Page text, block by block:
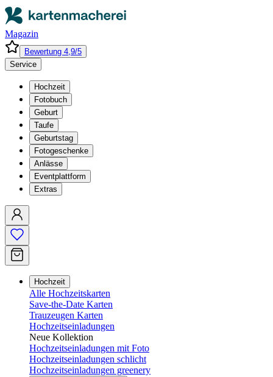
Magazin
Bewertung 4,9/5
Service
Hochzeit
Fotobuch
Geburt
Taufe
Geburtstag
Fotogeschenke
Anlässe
Eventplattform
Extras
Hochzeit
Alle Hochzeitskarten
Save-the-Date Karten
Trauzeugen Karten
Hochzeitseinladungen
Neue Kollektion
Hochzeitseinladungen mit Foto
Hochzeitseinladungen schlicht
Hochzeitseinladungen greenery